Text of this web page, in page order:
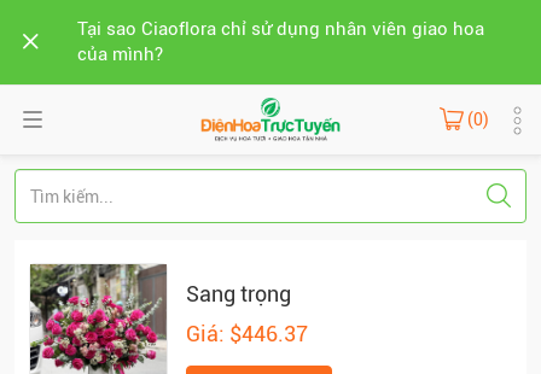
Tại sao Ciaoflora chỉ sử dụng nhân viên giao hoa
của mình?
(0)
Sang trọng
Giá: $446.37